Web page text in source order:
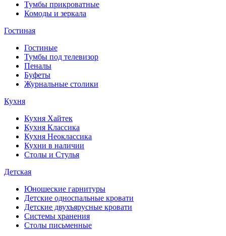
Тумбы прикроватные
Комоды и зеркала
Гостиная
Гостиные
Тумбы под телевизор
Пеналы
Буфеты
Журнальные столики
Кухня
Кухня Хайтек
Кухня Классика
Кухня Неоклассика
Кухни в наличии
Столы и Стулья
Детская
Юношеские гарнитуры
Детские односпальные кровати
Детские двухъярусные кровати
Системы хранения
Столы письменные